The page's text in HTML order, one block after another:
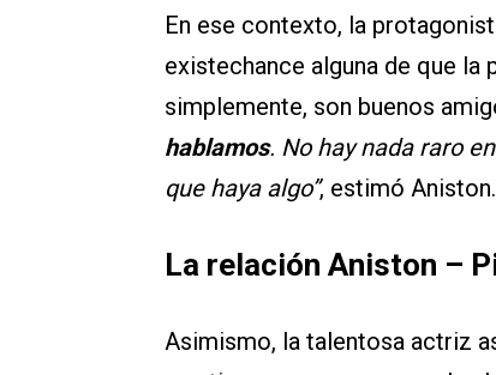
En ese contexto, la
existechance alguna de que
simplemente, son buenos
hablamos. No hay nada raro
que haya algo”, estimó Aniston.
La relación Aniston –
Asimismo, la talentosa actriz